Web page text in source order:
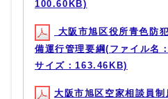
100.60KB)
大阪市旭区役所青色防
備運行管理要綱(ファイル
サイズ：163.46KB)
大阪市旭区空家相談員